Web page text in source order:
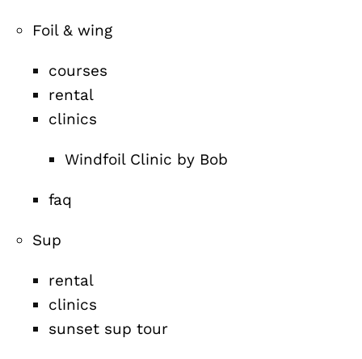
Foil & wing
courses
rental
clinics
Windfoil Clinic by Bob
faq
Sup
rental
clinics
sunset sup tour